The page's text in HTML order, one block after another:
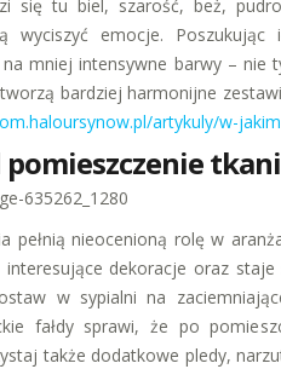
się tu biel, szarość, beż,
wyciszyć emocje.
mniej intensywne barwy – nie
bardziej harmonijne
artykuly/w-
pełnią nieocenioną rolę w
interesujące dekoracje oraz
w sypialni na
fałdy sprawi, że po
także dodatkowe pledy,